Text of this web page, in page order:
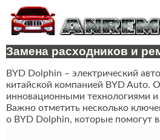
Замена расходников и
BYD Dolphin – электрический
китайской компанией BYD Auto.
инновационными технологиями
Важно отметить несколько
о BYD Dolphin, которые помогут